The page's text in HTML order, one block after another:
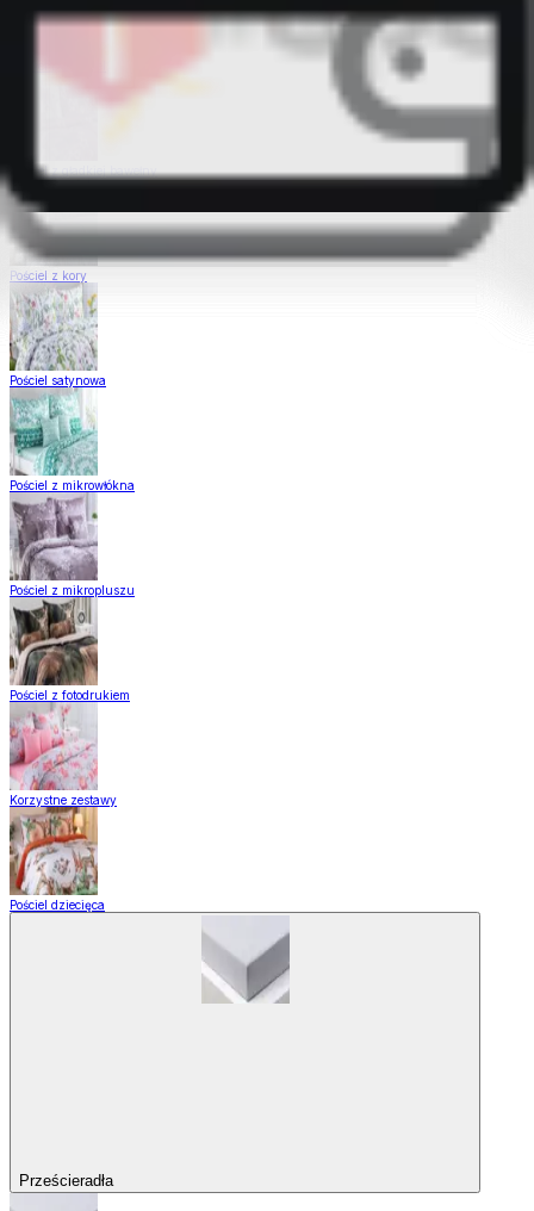
Pościel z gładkiej bawełny
Pościel z kory
Pościel satynowa
Pościel z mikrowłókna
Pościel z mikropluszu
Pościel z fotodrukiem
Korzystne zestawy
Pościel dziecięca
Prześcieradła